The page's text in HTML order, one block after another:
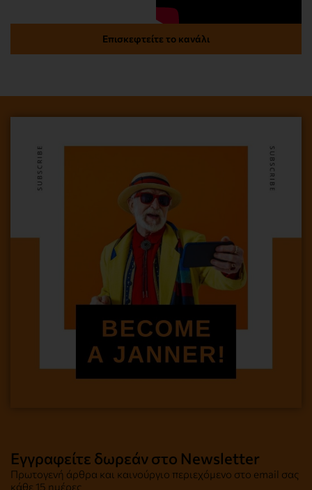
Επισκεφτείτε το κανάλι
Εγγραφείτε δωρεάν στο Newsletter
Πρωτογενή άρθρα και καινούργιο περιεχόμενο στο email σας
κάθε 15 ημέρες